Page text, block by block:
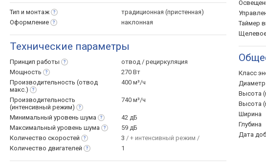
Тип и монтаж
традиционная (пристенная)
Оформление
наклонная
Технические параметры
Принцип работы
отвод / рециркуляция
Мощность
270 Вт
Производительность (отвод
макс.)
400 м³/ч
Производительность
(интенсивный режим)
740 м³/ч
Минимальный уровень шума
42 дБ
Максимальный уровень шума
59 дБ
Количество скоростей 3 / + интенсивный режим /
Количество двигателей 1
Таймер
Класс
Диаметр
Высота
Высота
Ширина
Глубина
Дата